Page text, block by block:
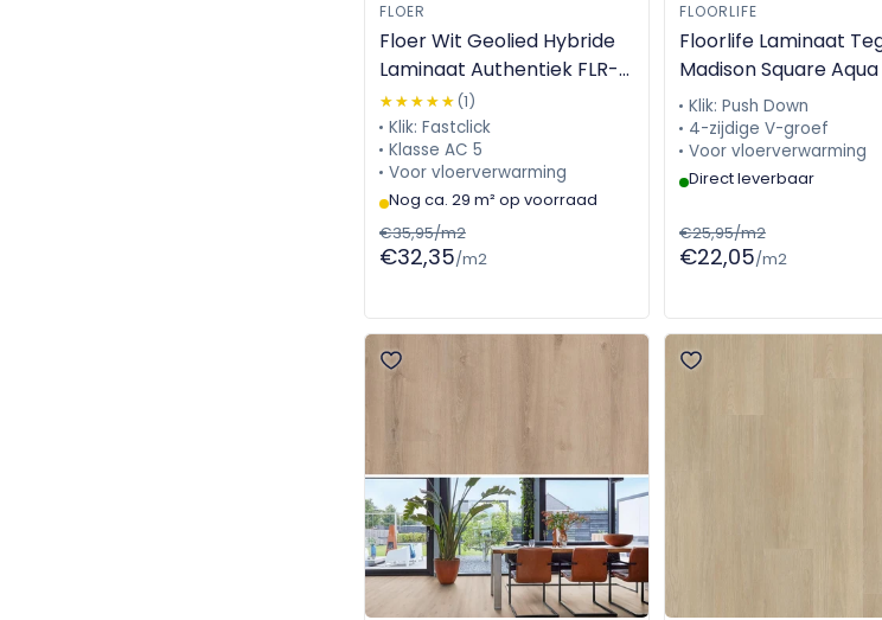
FLOER
Floer Wit Geolied Hybride
Laminaat Authentiek FLR-
1709
★★★★★
★★★★★(1)
Klik: Fastclick
Klasse AC 5
Voor vloerverwarming
Nog ca. 29 m² op voorraad
€35,95/m2
€32,35/m2
FLOORLIFE
Floorlife Laminaat
Madison Square Aqua
- Tegel 60.4 x 28 cm -
5022640719
Klik: Push Down
4-zijdige V-groef
Voor vloerverwarming
Direct leverbaar
€25,95/m2
€22,05/m2